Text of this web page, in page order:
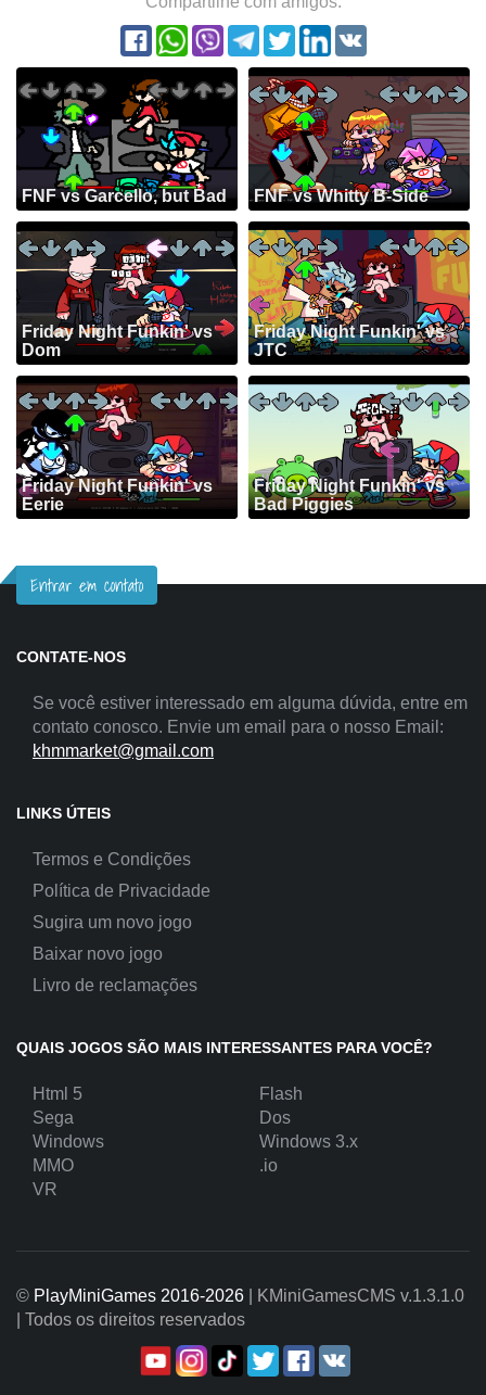
FNF vs Garcello, but Bad FNF vs Whitty B-Side
Friday Night Funkin' vs
Dom
Friday Night Funkin' vs
JTC
Friday Night Funkin' vs
Eerie
Friday Night Funkin' vs
Bad Piggies
Entrar em contato
CONTATE-NOS
Se você estiver interessado em alguma dúvida, entre em
contato conosco. Envie um email para o nosso Email:
khmmarket@gmail.com
LINKS ÚTEIS
Termos e Condições
Política de Privacidade
Sugira um novo jogo
Baixar novo jogo
Livro de reclamações
QUAIS JOGOS SÃO MAIS INTERESSANTES PARA VOCÊ?
Html 5
Flash
Sega
Dos
Windows
Windows 3.x
MMO
.io
VR
© PlayMiniGames 2016-2026 | KMiniGamesCMS v.1.3.1.0
| Todos os direitos reservados